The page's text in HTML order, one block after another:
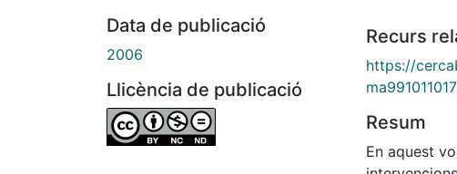
Data de publicació
2006
Llicència de publicació
Recurs
https://
Resum
En aquest